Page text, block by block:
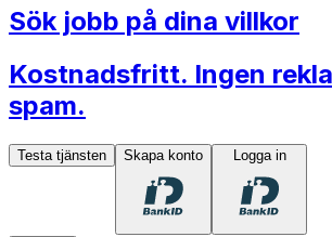
Sök jobb på dina villkor
Kostnadsfritt. Ingen
spam.
Testa tjänsten Skapa konto Logga in